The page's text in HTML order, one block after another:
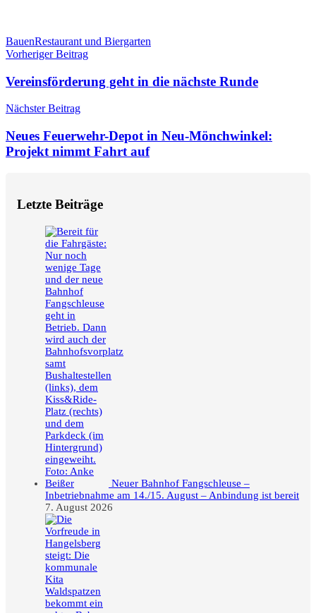
Schlagwörter
BauenRestaurant und Biergarten
Beitragsnavigation
Vorheriger Beitrag
Vereinsförderung geht in die nächste Runde
Nächster Beitrag
Neues Feuerwehr-Depot in Neu-Mönchwinkel:
Projekt nimmt Fahrt auf
Letzte Beiträge
Neuer Bahnhof Fangschleuse –
Inbetriebnahme am 14./15. August – Anbindung ist bereit
7. August 2026